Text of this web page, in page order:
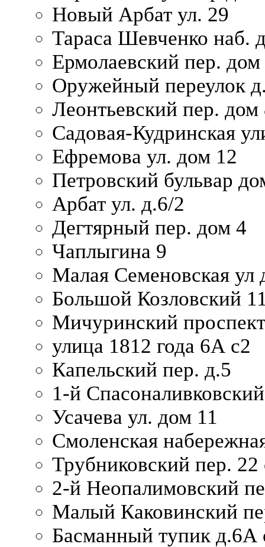
Новый Арбат ул. 29
Тараса Шевченко наб.
Ермолаевский пер. дом
Оружейный переулок
Леонтьевский пер. дом
Садовая-Кудринская
Ефремова ул. дом 12
Петровский бульвар
Арбат ул. д.6/2
Дегтярный пер. дом 4
Чаплыгина 9
Малая Семеновская ул
Большой Козловский
Мичуринский
улица 1812 года 6А с2
Капельский пер. д.5
1-й
Усачева ул. дом 11
Смоленская
Трубниковский пер. 22
2-й Неопалимовский
Малый Каковинский
Басманный тупик д.6А